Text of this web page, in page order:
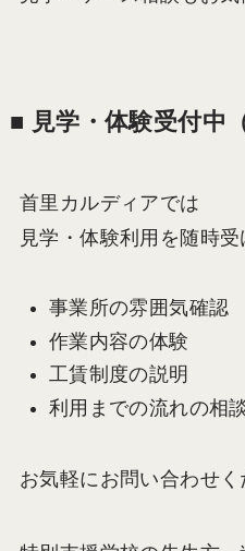
■ 見学・体験受付中
首里カルディアでは
見学・体験利用を随時受
事業所の雰囲気確認
作業内容の体験
工賃制度の説明
利用までの流れの相
お気軽にお問い合わせく